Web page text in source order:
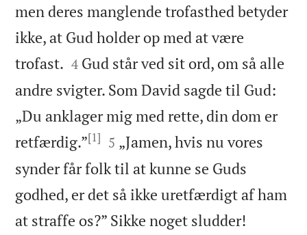
men deres manglende trofasthed betyder
ikke, at Gud holder op med at være
trofast. 

4 Gud står ved sit ord, om så alle
andre svigter. Som David sagde til Gud:
„Du anklager mig med rette, din dom er
retfærdig.”[1] 

5 „Jamen, hvis nu vores
synder får folk til at kunne se Guds
godhed, er det så ikke uretfærdigt af ham
at straffe os?” Sikke noget sludder!